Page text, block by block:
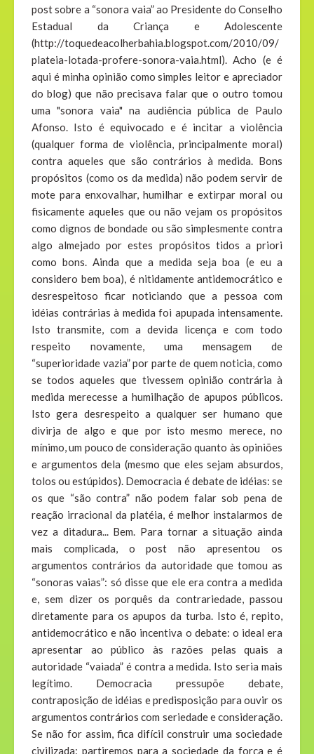
post sobre a “sonora vaia” ao Presidente do Conselho
Estadual da Criança e Adolescente
(http://toquedeacolherbahia.blogspot.com/2010/09/
plateia-lotada-profere-sonora-vaia.html). Acho (e é
aqui é minha opinião como simples leitor e apreciador
do blog) que não precisava falar que o outro tomou
uma "sonora vaia" na audiência pública de Paulo
Afonso. Isto é equivocado e é incitar a violência
(qualquer forma de violência, principalmente moral)
contra aqueles que são contrários à medida. Bons
propósitos (como os da medida) não podem servir de
mote para enxovalhar, humilhar e extirpar moral ou
fisicamente aqueles que ou não vejam os propósitos
como dignos de bondade ou são simplesmente contra
algo almejado por estes propósitos tidos a priori
como bons. Ainda que a medida seja boa (e eu a
considero bem boa), é nitidamente antidemocrático e
desrespeitoso ficar noticiando que a pessoa com
idéias contrárias à medida foi apupada intensamente.
Isto transmite, com a devida licença e com todo
respeito novamente, uma mensagem de
“superioridade vazia” por parte de quem noticia, como
se todos aqueles que tivessem opinião contrária à
medida merecesse a humilhação de apupos públicos.
Isto gera desrespeito a qualquer ser humano que
divirja de algo e que por isto mesmo merece, no
mínimo, um pouco de consideração quanto às opiniões
e argumentos dela (mesmo que eles sejam absurdos,
tolos ou estúpidos). Democracia é debate de idéias: se
os que “são contra” não podem falar sob pena de
reação irracional da platéia, é melhor instalarmos de
vez a ditadura... Bem. Para tornar a situação ainda
mais complicada, o post não apresentou os
argumentos contrários da autoridade que tomou as
“sonoras vaias”: só disse que ele era contra a medida
e, sem dizer os porquês da contrariedade, passou
diretamente para os apupos da turba. Isto é, repito,
antidemocrático e não incentiva o debate: o ideal era
apresentar ao público às razões pelas quais a
autoridade “vaiada” é contra a medida. Isto seria mais
legítimo. Democracia pressupõe debate,
contraposição de idéias e predisposição para ouvir os
argumentos contrários com seriedade e consideração.
Se não for assim, fica difícil construir uma sociedade
civilizada: partiremos para a sociedade da força e é